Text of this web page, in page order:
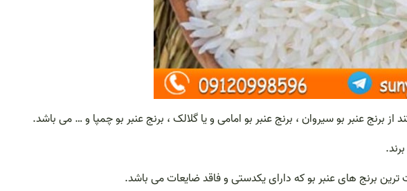
برنج عنبر بو سیروان ، برنج عنبر بو امامی و یا گلالک ، برنج عنبر بو چمپا و … می باشد.